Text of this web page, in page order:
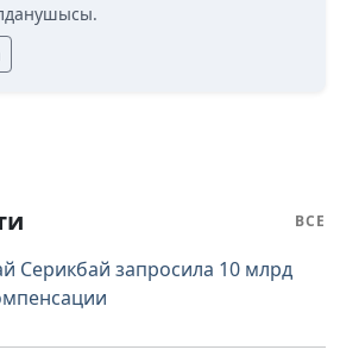
ВСЕ
Серикбай запросила 10 млрд